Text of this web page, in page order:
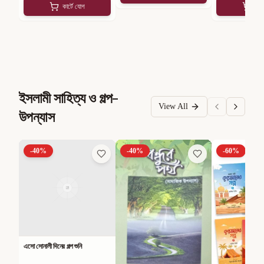
কার্টে যোগ
ইসলামী সাহিত্য ও গল্প-
উপন্যাস
View All
-40%
এসো সোনালী দিনের গল্প শুনি
-40% -60%